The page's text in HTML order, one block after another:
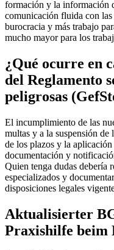
formación y la información
comunicación fluida con las
burocracia y más trabajo
mucho mayor para los
¿Qué ocurre en
del Reglamento
peligrosas
El incumplimiento de las
multas y a la suspensión
de los plazos y la
documentación y
Quien tenga dudas debería
especializados y
disposiciones legales
Aktualisierter
Praxishilfe beim